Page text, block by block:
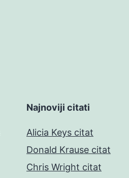
Najnoviji citati
Alicia Keys citat
Donald Krause citat
Chris Wright citat